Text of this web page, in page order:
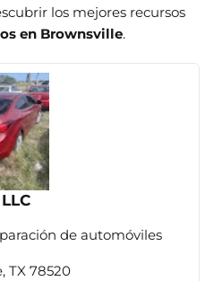
los mejores recursos
en Brownsville.
de automóviles
TX 78520